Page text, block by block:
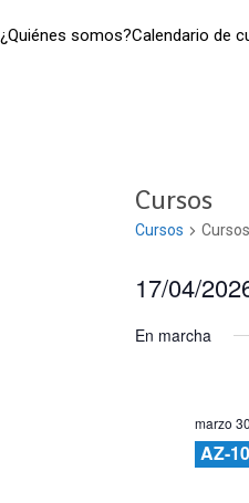
¿Quiénes somos?Calendario de
Cursos
Cursos Cursos
17/04/
fecha.
En marcha
marzo
AZ-